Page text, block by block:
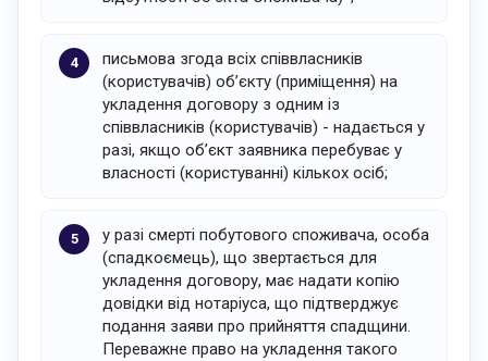
письмова згода всіх співвласників
(користувачів) об’єкту (приміщення) на
укладення договору з одним із
співвласників (користувачів) - надається у
разі, якщо об’єкт заявника перебуває у
власності (користуванні) кількох осіб;
у разі смерті побутового споживача, особа
(спадкоємець), що звертається для
укладення договору, має надати копію
довідки від нотаріуса, що підтверджує
подання заяви про прийняття спадщини.
Переважне право на укладення такого